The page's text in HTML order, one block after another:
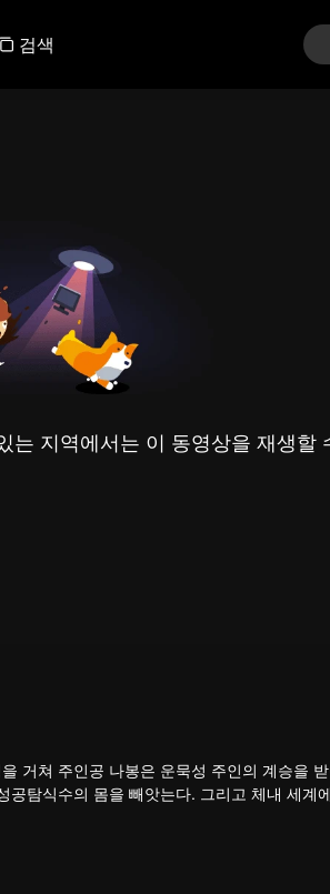
검색
는 지역에서는 이 동영상을 재생할
거쳐 주인공 나봉은 운묵성 주인의 계승을
탐식수의 몸을 빼앗는다. 그리고 체내 세계